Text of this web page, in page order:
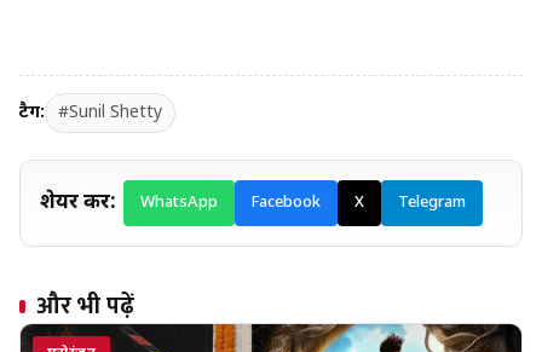
टैग: #Sunil Shetty
शेयर करें: WhatsApp Facebook X Telegram
और भी पढ़ें